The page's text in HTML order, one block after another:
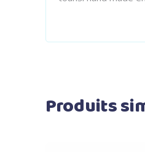
Produits